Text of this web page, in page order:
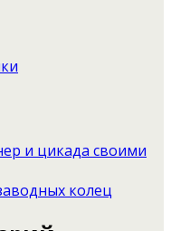
и цикада своими
колец